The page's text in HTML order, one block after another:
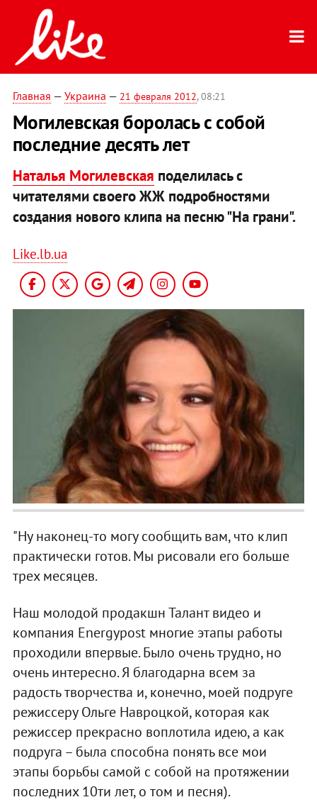
Главная — Украина — 21 февраля 2012, 08:21
Могилевская боролась с собой
последние десять лет
Наталья Могилевская поделилась с
читателями своего ЖЖ подробностями
создания нового клипа на песню "На грани".
Like.lb.ua
"Ну наконец-то могу сообщить вам, что клип
практически готов. Мы рисовали его больше
трех месяцев.
Наш молодой продакшн Талант видео и
компания Energypost многие этапы работы
проходили впервые. Было очень трудно, но
очень интересно. Я благодарна всем за
радость творчества и, конечно, моей подруге
режиссеру Ольге Навроцкой, которая как
режиссер прекрасно воплотила идею, а как
подруга – была способна понять все мои
этапы борьбы самой с собой на протяжении
последних 10ти лет, о том и песня).